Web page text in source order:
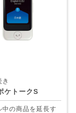
ケトークS
中の商品を延長す